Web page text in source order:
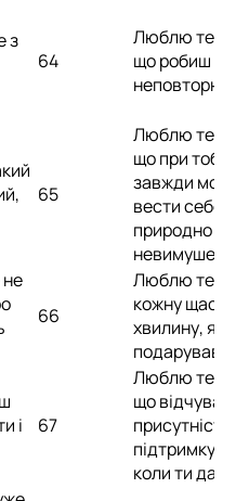
з
64
Люблю тебе
що робиш
65
Люблю тебе
що при тобі я
завжди
вести себе
природно і
66
Люблю тебе
кожну
хвилину,
подарував.
і
67
Люблю тебе
що
присутність
підтримку,
коли ти